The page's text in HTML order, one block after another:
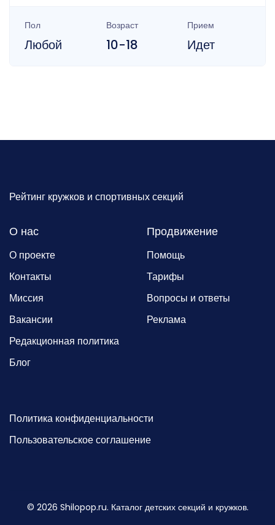
Пол
Любой
Возраст
10-18
Прием
Идет
Рейтинг кружков и спортивных секций
О нас
О проекте
Контакты
Миссия
Вакансии
Редакционная политика
Блог
Продвижение
Помощь
Тарифы
Вопросы и ответы
Реклама
Политика конфиденциальности
Пользовательское соглашение
© 2026 Shilopop.ru. Каталог детских секций и кружков.